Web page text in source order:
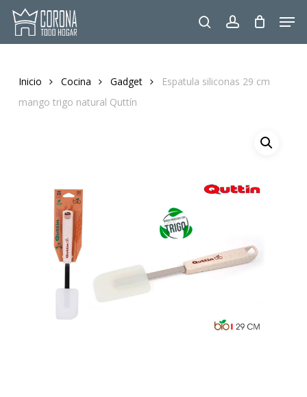
Skip
main
searchaccount
Inicio Cocina Gadget
Espatula siliconas 29 cm
mango trigo natural Quttín